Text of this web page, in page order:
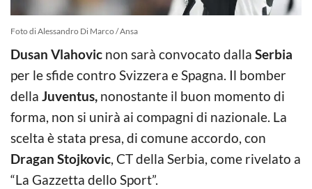
Foto di Alessandro Di Marco / Ansa
Dusan Vlahovic non sarà convocato dalla Serbia
per le sfide contro Svizzera e Spagna. Il bomber
della Juventus, nonostante il buon momento di
forma, non si unirà ai compagni di nazionale. La
scelta è stata presa, di comune accordo, con
Dragan Stojkovic, CT della Serbia, come rivelato a
“La Gazzetta dello Sport”.